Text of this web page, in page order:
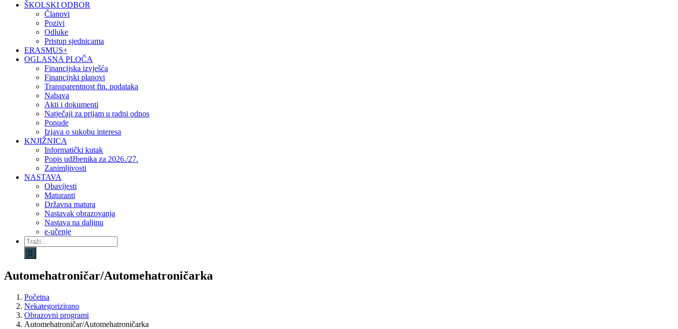
ŠKOLSKI ODBOR
Članovi
Pozivi
Odluke
Pristup sjednicama
ERASMUS+
OGLASNA PLOČA
Financijska izvješća
Financijski planovi
Transparentnost fin. podataka
Nabava
Akti i dokumenti
Natječaji za prijam u radni odnos
Ponude
Izjava o sukobu interesa
KNJIŽNICA
Informatički kutak
Popis udžbenika za 2026./27.
Zanimljivosti
NASTAVA
Obavijesti
Maturanti
Državna matura
Nastavak obrazovanja
Nastava na daljinu
e-učenje
Traži...
Automehatroničar/Automehatroničarka
Početna
Nekategorizirano
Obrazovni programi
Automehatroničar/Automehatroničarka